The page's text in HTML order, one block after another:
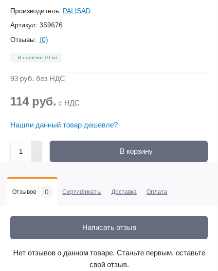
Производитель: PALISAD
Артикул: 359676
Отзывы: (0)
В наличии 10 шт.
93 руб. без НДС
114 руб. с НДС
Нашли данный товар дешевле?
В корзину
Отзывов 0 Сертификаты Доставка Оплата
Написать отзыв
Нет отзывов о данном товаре. Станьте первым, оставьте
свой отзыв.